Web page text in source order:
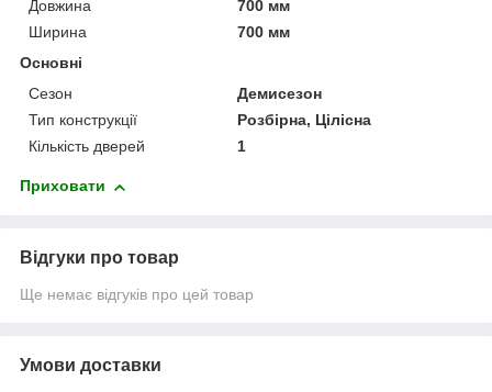
Довжина
700 мм
Ширина
700 мм
Основні
Сезон
Демисезон
Тип конструкції
Розбірна, Цілісна
Кількість дверей
1
Приховати
Відгуки про товар
Ще немає відгуків про цей товар
Умови доставки